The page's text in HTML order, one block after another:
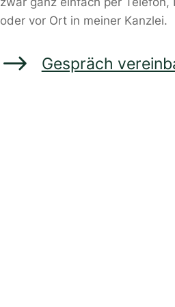
oder vor Ort in meiner Kanzlei.
$ Gespräch